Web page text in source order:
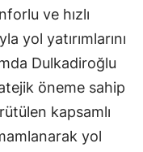
ve hızlı
yol yatırımlarını
Dulkadiroğlu
öneme sahip
kapsamlı
yol